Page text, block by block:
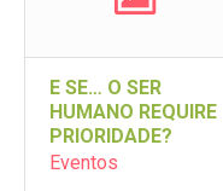
E SE… O SER
HUMANO REQUIRE
PRIORIDADE?
Eventos